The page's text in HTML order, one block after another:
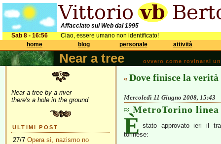
Affacciato sul Web dal 1995
Sab 8 - 16:56
Ciao, essere umano non identificato!
home
blog personale attività
Near a tree ovvero come rovinarsi
Near a tree by a river
there's a hole in the ground
ULTIMI POST
27/7 Opera sì, nazismo no
« Dove finisce la verità
Mercoledì 11 Giugno 2008, 15:43
MetroTorino linea
È stato approvato ieri il
torinese: